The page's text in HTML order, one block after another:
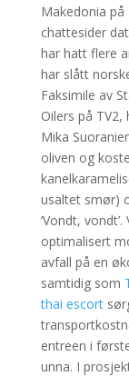
Makedonia på
chattesider
har hatt flere
har slått
Faksimile av
Oilers på
Mika
oliven og
usaltet smør)
‘Vondt,
optimalisert
avfall på en
samtidig som
thai escort
entreen i
unna. I